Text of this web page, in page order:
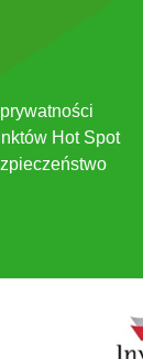
Hot Spot